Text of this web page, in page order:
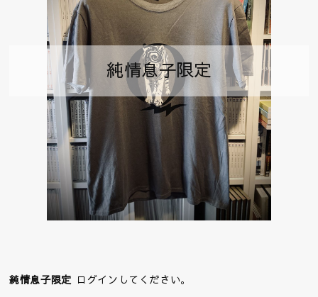
純情息子限定
純情息子限定 ログインしてください。